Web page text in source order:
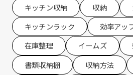
キッチン収納
収納
キッチンラック
効率アッ
在庫整理
イームズ
書類収納棚
収納方法